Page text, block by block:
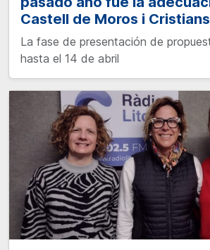
Castell de Moros i
La fase de presentación de
hasta el 14 de abril